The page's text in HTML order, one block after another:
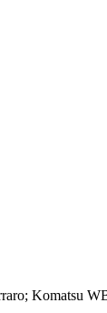
Komatsu